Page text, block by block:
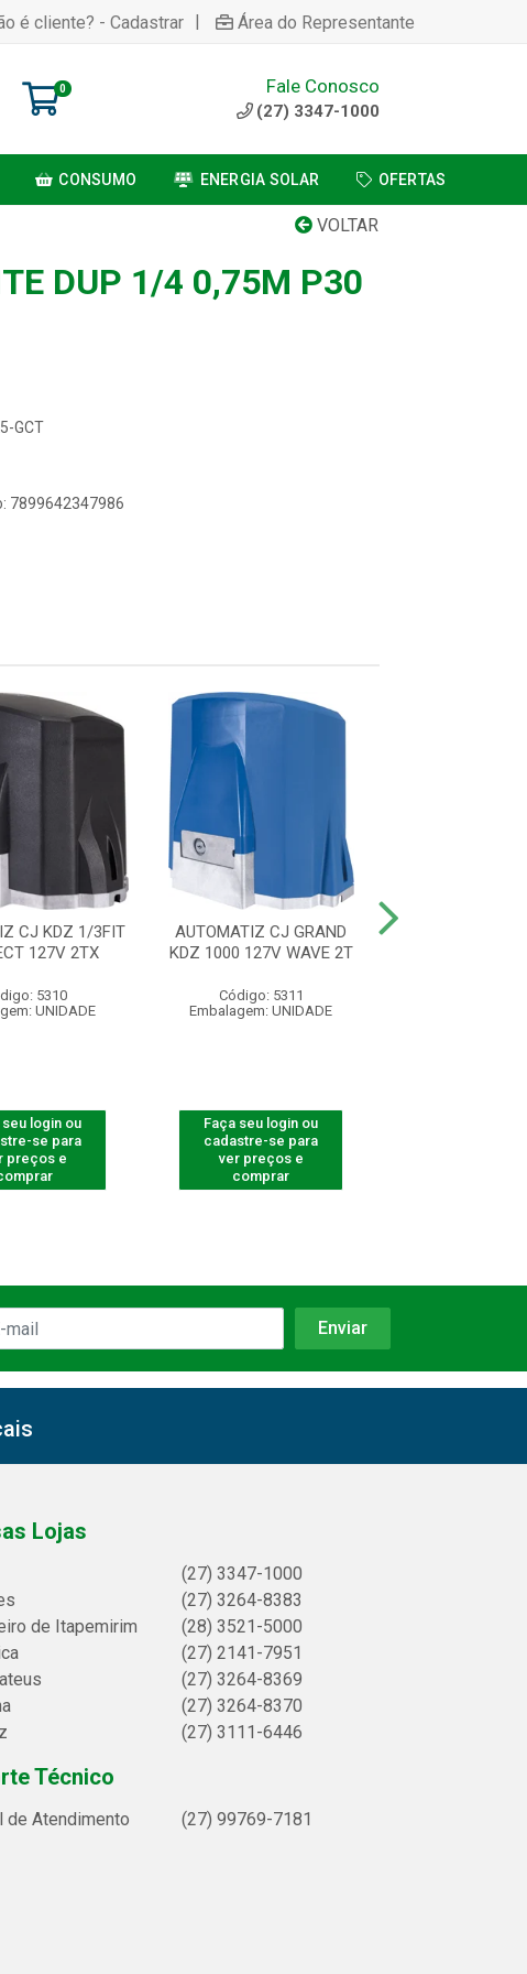
é cliente? - Cadastrar | Área do Representante
0 Fale Conosco
(27) 3347-1000
CONSUMO ENERGIA SOLAR OFERTAS
VOLTAR
DUP 1/4 0,75M P30
GCT
7899642347986
CJ KDZ 1/3FIT
127V 2TX
5310
UNIDADE
seu login ou
se para
preços e
AUTOMATIZ CJ GRAND
KDZ 1000 127V WAVE 2T
Código: 5311
Embalagem: UNIDADE
Faça seu login ou
cadastre-se para
ver preços e
comprar
Lojas
(27) 3347-1000
(27) 3264-8383
de Itapemirim
(28) 3521-5000
(27) 2141-7951
(27) 3264-8369
(27) 3264-8370
(27) 3111-6446
Técnico
de Atendimento (27) 99769-7181